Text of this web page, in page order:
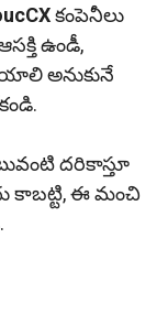
కంపెనీలు
ఉండీ,
అనుకునే
దరికాస్తూ
కాబట్టి, ఈ మంచి